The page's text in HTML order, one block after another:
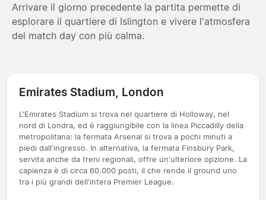
Arrivare il giorno precedente la partita permette di
esplorare il quartiere di Islington e vivere l'atmosfera
del match day con più calma.
Emirates Stadium, London
L'Emirates Stadium si trova nel quartiere di Holloway, nel
nord di Londra, ed è raggiungibile con la linea Piccadilly della
metropolitana: la fermata Arsenal si trova a pochi minuti a
piedi dall'ingresso. In alternativa, la fermata Finsbury Park,
servita anche da treni regionali, offre un'ulteriore opzione. La
capienza è di circa 60.000 posti, il che rende il ground uno
tra i più grandi dell'intera Premier League.